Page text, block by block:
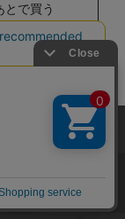
とで買う
情報などの取得およ
たします。詳細に